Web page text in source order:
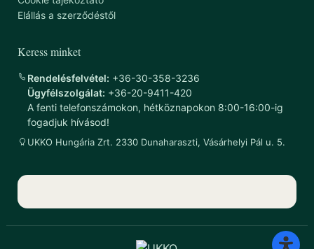
Elállás a szerződéstől
Keress minket
Rendelésfelvétel: +36-30-358-3236
Ügyfélszolgálat: +36-20-9411-420
A fenti telefonszámokon, hétköznapokon 8:00-16:00-ig
fogadjuk hívásod!
UKKO Hungária Zrt. 2330 Dunaharaszti, Vásárhelyi Pál u. 5.